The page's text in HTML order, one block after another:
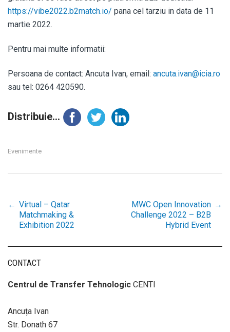
https://vibe2022.b2match.io/ pana cel tarziu in data de 11
martie 2022.
Pentru mai multe informatii:
Persoana de contact: Ancuta Ivan, email: ancuta.ivan@icia.ro
sau tel: 0264 420590.
Distribuie...
Evenimente
Post
navigation
← Virtual – Qatar
Matchmaking &
Exhibition 2022
MWC Open Innovation
Challenge 2022 – B2B
Hybrid Event
→
CONTACT
Centrul de Transfer Tehnologic CENTI
Ancuța Ivan
Str. Donath 67